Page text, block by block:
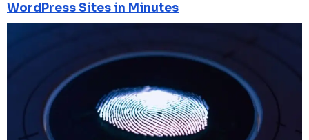
WordPress Sites in Minutes